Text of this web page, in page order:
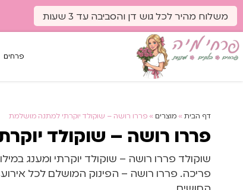
לתוכן
משלוח מהיר לכל גוש דן והסביבה עד 3 שעות
פרחים
דף הבית» מוצרים» פררו רושה – שוקולד יוקרתי למתנה מושלמת
פררו רושה – שוקולד
שוקולד פררו רושה – שוקולד יוקרתי ומענג
פריכה. פררו רושה – הפינוק המושלם לכל